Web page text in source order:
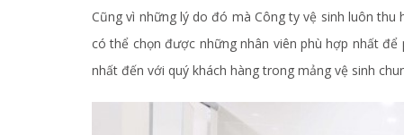
Cũng vì những lý do đó mà Công ty vệ sinh luôn
có thể chọn được những nhân viên phù hợp nhất
nhất đến với quý khách hàng trong mảng vệ sinh